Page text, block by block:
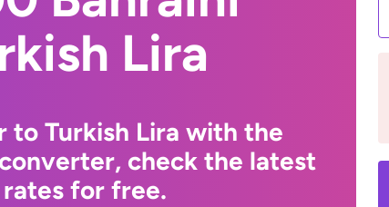
Lira
to Turkish Lira with the
check the latest
rates for free.